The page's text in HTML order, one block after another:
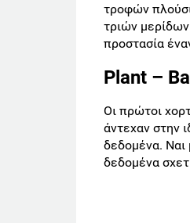
τροφών
τριών
προστασία
Plant –
Οι πρώτοι
άντεχαν στην
δεδομένα. Ναι
δεδομένα